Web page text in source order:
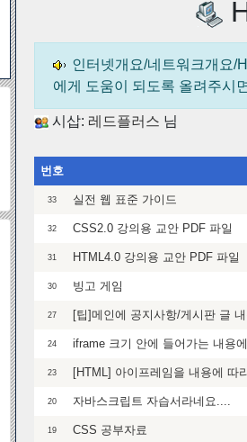
인터넷개요/네트워크개요/
에게 도움이 되도록 올려주시
시삽: 레드플러스 님
번호
33 실전 웹 표준 가이드
32 CSS2.0 강의용 교안 PDF 파일
31 HTML4.0 강의용 교안 PDF 파일
30 빙고 게임
27 [팁]메인에 공지사항/게시판 글
24 iframe 크기 안에 들어가는 내용
23 [HTML] 아이프레임을 내용에 따
20 자바스크립트 자습서라네요....
19 CSS 공부자료